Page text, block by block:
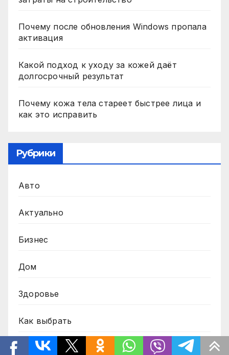
Почему после обновления Windows пропала
активация
Какой подход к уходу за кожей даёт
долгосрочный результат
Почему кожа тела стареет быстрее лица и
как это исправить
Рубрики
Авто
Актуально
Бизнес
Дом
Здоровье
Как выбрать
Каталог